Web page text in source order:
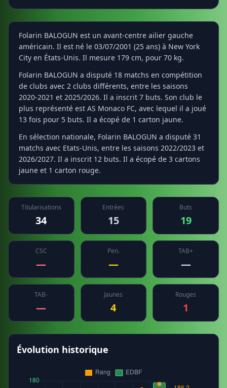
Folarin BALOGUN est un avant-centre ailier gauche
américain. Il est né le 03/07/2001 (25 ans) à New York
City en États-Unis. Il mesure 179 cm, pour 70 kg.
Folarin BALOGUN a disputé 18 matchs en compétition
de clubs avec 2 clubs différents, entre les saisons
2020-2021 et 2025/2026. Il a inscrit 7 buts. Son club le
plus représenté est AS Monaco FC, avec lequel il a joué
13 fois pour 5 buts. Il a écopé de 1 carton jaune.
En sélection nationale, Folarin BALOGUN a disputé 31
matchs avec Etats-Unis, entre les saisons 2022/2023 et
2026/2027. Il a inscrit 12 buts. Il a écopé de 3 cartons
jaune et 1 carton rouge.
Titularisations
34
Entrées
15
Buts
19
CSC
—
Pen.
—
TAB+
—
TAB-
—
Jaunes
4
Rouges
1
Évolution historique